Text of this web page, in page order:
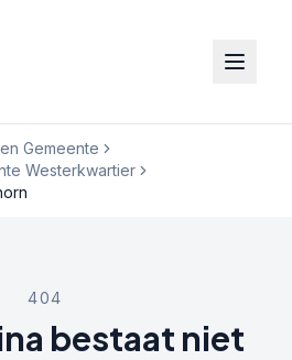
Gemeente
Westerkwartier
404
bestaat niet